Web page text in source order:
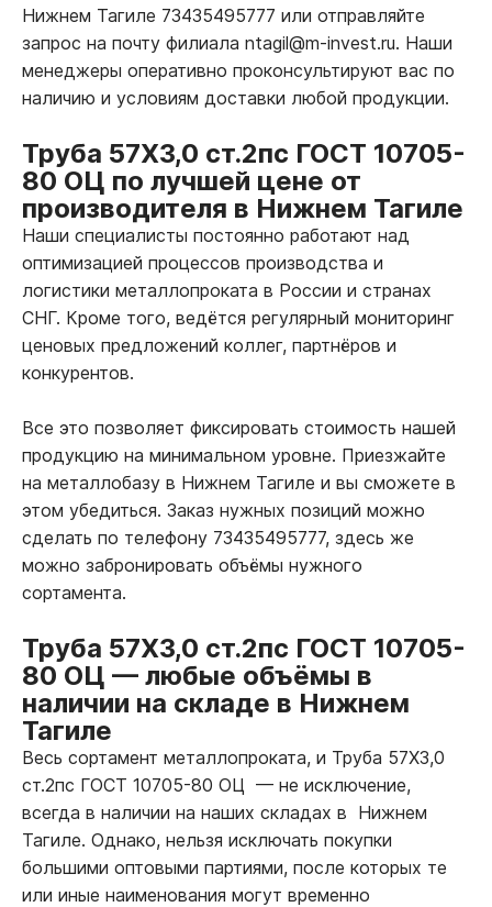
Нижнем Тагиле 73435495777 или отправляйте
запрос на почту филиала ntagil@m-invest.ru. Наши
менеджеры оперативно проконсультируют вас по
наличию и условиям доставки любой продукции.
Труба 57Х3,0 ст.2пс ГОСТ 10705-
80 ОЦ по лучшей цене от
производителя в Нижнем Тагиле
Наши специалисты постоянно работают над
оптимизацией процессов производства и
логистики металлопроката в России и странах
СНГ. Кроме того, ведётся регулярный мониторинг
ценовых предложений коллег, партнёров и
конкурентов.
Все это позволяет фиксировать стоимость нашей
продукцию на минимальном уровне. Приезжайте
на металлобазу в Нижнем Тагиле и вы сможете в
этом убедиться. Заказ нужных позиций можно
сделать по телефону 73435495777, здесь же
можно забронировать объёмы нужного
сортамента.
Труба 57Х3,0 ст.2пс ГОСТ 10705-
80 ОЦ — любые объёмы в
наличии на складе в Нижнем
Тагиле
Весь сортамент металлопроката, и Труба 57Х3,0
ст.2пс ГОСТ 10705-80 ОЦ — не исключение,
всегда в наличии на наших складах в Нижнем
Тагиле. Однако, нельзя исключать покупки
большими оптовыми партиями, после которых те
или иные наименования могут временно